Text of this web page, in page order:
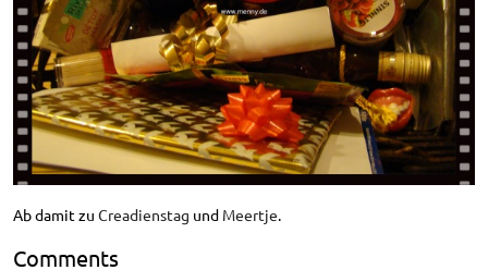
Ab damit zu Creadienstag und Meertje.
Comments